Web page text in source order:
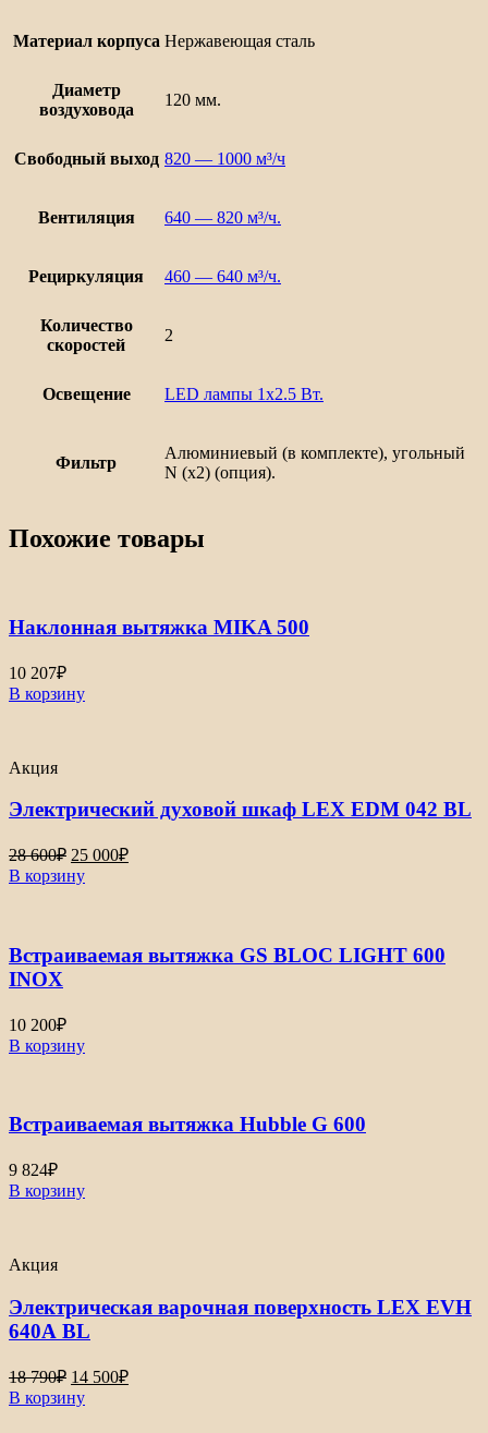
Материал корпуса Нержавеющая сталь
Диаметр
воздуховода
120 мм.
Свободный выход 820 — 1000 м³/ч
Вентиляция 640 — 820 м³/ч.
Рециркуляция 460 — 640 м³/ч.
Количество
скоростей
2
Освещение LED лампы 1х2.5 Вт.
Фильтр
Алюминиевый (в комплекте), угольный
N (х2) (опция).
Похожие товары
Наклонная вытяжка MIKA 500
10 207₽
В корзину
Акция
Электрический духовой шкаф LEX EDM 042 BL
28 600₽ Первоначальная
цена
составляла
25 000₽Текущая
В корзину
Встраиваемая вытяжка GS BLOC LIGHT 600
INOX
10 200₽
В корзину
Встраиваемая вытяжка Hubble G 600
9 824₽
В корзину
Акция
Электрическая варочная поверхность LEX EVH
640А BL
18 790₽ Первоначальная
цена
составляла
14 500₽Текущая
В корзину